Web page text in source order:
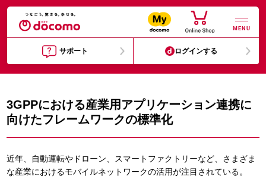
MENU
サポート ログインする
3GPPにおける産業用アプリケーション連携に
向けたフレームワークの標準化
近年、自動運転やドローン、スマートファクトリーなど、さまざま
な産業におけるモバイルネットワークの活用が注目されている。